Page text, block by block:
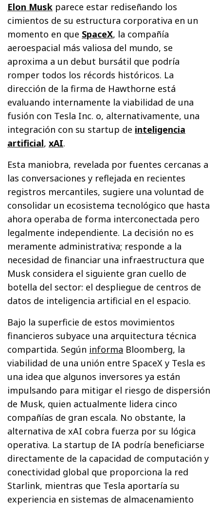
Elon Musk parece estar rediseñando los
cimientos de su estructura corporativa en un
momento en que SpaceX, la compañía
aeroespacial más valiosa del mundo, se
aproxima a un debut bursátil que podría
romper todos los récords históricos. La
dirección de la firma de Hawthorne está
evaluando internamente la viabilidad de una
fusión con Tesla Inc. o, alternativamente, una
integración con su startup de inteligencia
artificial,xAI.
Esta maniobra, revelada por fuentes cercanas a
las conversaciones y reflejada en recientes
registros mercantiles, sugiere una voluntad de
consolidar un ecosistema tecnológico que hasta
ahora operaba de forma interconectada pero
legalmente independiente. La decisión no es
meramente administrativa; responde a la
necesidad de financiar una infraestructura que
Musk considera el siguiente gran cuello de
botella del sector: el despliegue de centros de
datos de inteligencia artificial en el espacio.
Bajo la superficie de estos movimientos
financieros subyace una arquitectura técnica
compartida. Según informa Bloomberg, la
viabilidad de una unión entre SpaceX y Tesla es
una idea que algunos inversores ya están
impulsando para mitigar el riesgo de dispersión
de Musk, quien actualmente lidera cinco
compañías de gran escala. No obstante, la
alternativa de xAI cobra fuerza por su lógica
operativa. La startup de IA podría beneficiarse
directamente de la capacidad de computación y
conectividad global que proporciona la red
Starlink, mientras que Tesla aportaría su
experiencia en sistemas de almacenamiento